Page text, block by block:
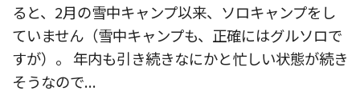
ると、2月の雪中キャンプ以来、ソロキャンプをし
ていません（雪中キャンプも、正確にはグルソロで
すが）。 年内も引き続きなにかと忙しい状態が続き
そうなので...